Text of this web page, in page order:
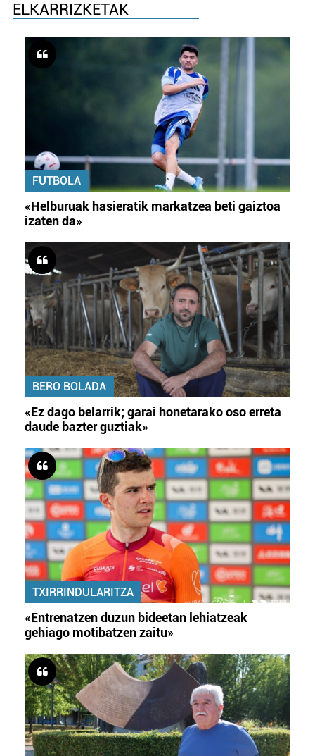
ELKARRIZKETAK
FUTBOLA
«Helburuak hasieratik markatzea beti gaiztoa
izaten da»
BERO BOLADA
«Ez dago belarrik; garai honetarako oso erreta
daude bazter guztiak»
TXIRRINDULARITZA
«Entrenatzen duzun bideetan lehiatzeak
gehiago motibatzen zaitu»